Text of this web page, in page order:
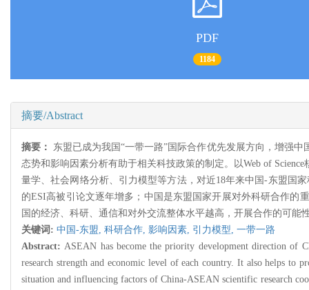
PDF
1184
摘要/Abstract
摘要： 东盟已成为我国“一带一路”国际合作优先发展方向，增强
态势和影响因素分析有助于相关科技政策的制定。以Web of
量学、社会网络分析、引力模型等方法，对近18年来中国-东盟国
的ESI高被引论文逐年增多；中国是东盟国家开展对外科研合作的
国的经济、科研、通信和对外交流整体水平越高，开展合作的可
关键词: 中国-东盟, 科研合作, 影响因素, 引力模型, 一带一路
Abstract:ASEAN has become the priority development direction of
research strength and economic level of each country. It also helps to
situation and influencing factors of China-ASEAN scientific research